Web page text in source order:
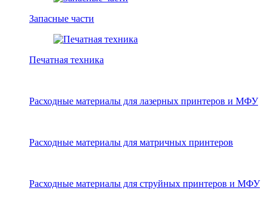
Запасные части
Печатная техника
Расходные материалы для лазерных принтеров и МФУ
Расходные материалы для матричных принтеров
Расходные материалы для струйных принтеров и МФУ